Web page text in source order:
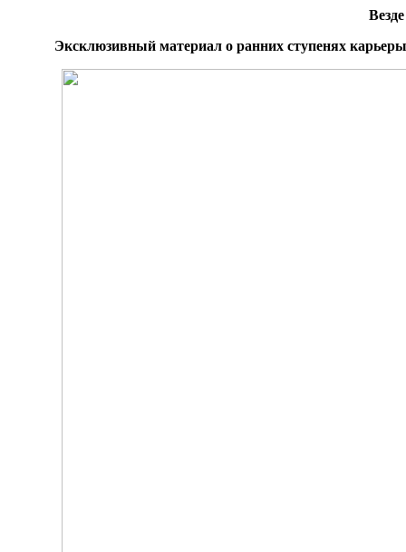
Эксклюзивный материал о ранних ступенях